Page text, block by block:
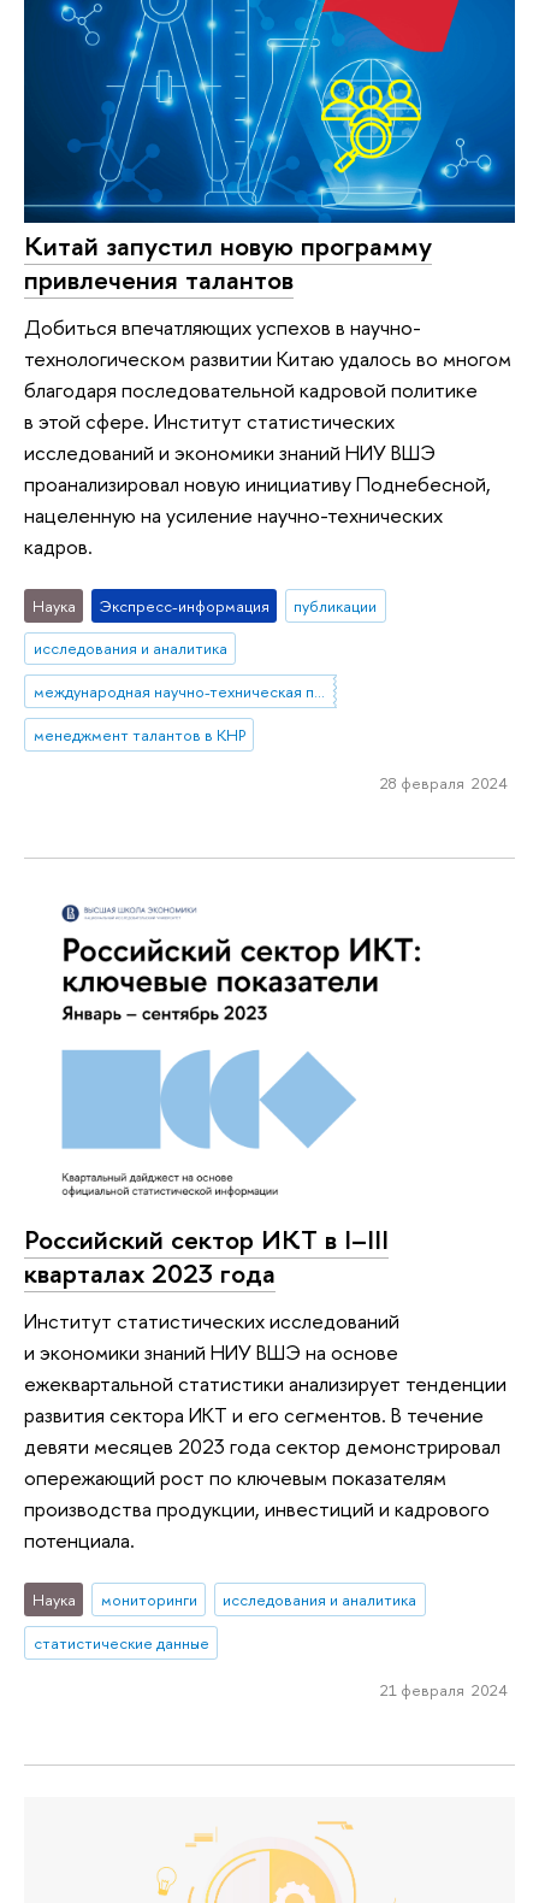
Китай запустил новую программу
привлечения талантов
Добиться впечатляющих успехов в научно-
технологическом развитии Китаю удалось во многом
благодаря последовательной кадровой политике
в этой сфере. Институт статистических
исследований и экономики знаний НИУ ВШЭ
проанализировал новую инициативу Поднебесной,
нацеленную на усиление научно-технических
кадров.
Наука Экспресс-информация
публикации
исследования и аналитика
международная научно-техническая политика
менеджмент талантов в КНР
28 февраля 2024
Российский сектор ИКТ в I–III
кварталах 2023 года
Институт статистических исследований
и экономики знаний НИУ ВШЭ на основе
ежеквартальной статистики анализирует тенденции
развития сектора ИКТ и его сегментов. В течение
девяти месяцев 2023 года сектор демонстрировал
опережающий рост по ключевым показателям
производства продукции, инвестиций и кадрового
потенциала.
Наука мониторинги
исследования и аналитика
статистические данные
21 февраля 2024